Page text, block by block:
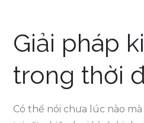
Giải pháp
trong thời
Có thể nói chưa lúc nào